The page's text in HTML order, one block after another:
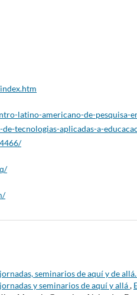
latino-americano-de-pesquisa-
tecnologias-aplicadas-a-
seminarios de aquí y de
y seminarios de aquí y allá,